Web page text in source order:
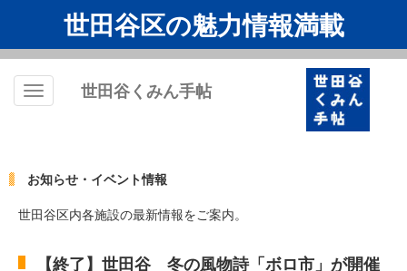
世田谷区の魅力情報満載
Toggle
世田谷くみん手帖
お知らせ・イベント情報
世田谷区内各施設の最新情報をご案内。
【終了】世田谷 冬の風物詩「ボロ市」が開催